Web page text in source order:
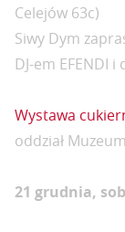
Celejów 63c)
Siwy Dym
DJ-em EFENDI
Wystawa
oddział
21 grudnia,